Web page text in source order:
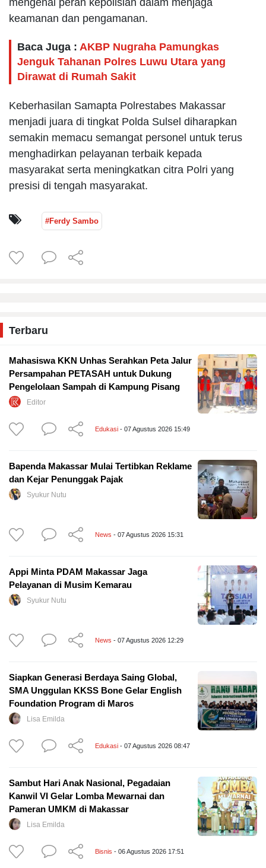
keamanan dan pengamanan.
Baca Juga : AKBP Nugraha Pamungkas
Jenguk Tahanan Polres Luwu Utara yang
Dirawat di Rumah Sakit
Keberhasilan Samapta Polrestabes Makassar
menjadi juara di tingkat Polda Sulsel diharapkan
semakin memacu semangat personel untuk terus
menghadirkan pelayanan terbaik kepada
masyarakat serta meningkatkan citra Polri yang
presisi di tengah masyarakat.
#Ferdy Sambo
Terbaru
Mahasiswa KKN Unhas Serahkan Peta Jalur
Persampahan PETASAH untuk Dukung
Pengelolaan Sampah di Kampung Pisang
Editor
Edukasi - 07 Agustus 2026 15:49
Bapenda Makassar Mulai Tertibkan Reklame
dan Kejar Penunggak Pajak
Syukur Nutu
News - 07 Agustus 2026 15:31
Appi Minta PDAM Makassar Jaga
Pelayanan di Musim Kemarau
Syukur Nutu
News - 07 Agustus 2026 12:29
Siapkan Generasi Berdaya Saing Global,
SMA Unggulan KKSS Bone Gelar English
Foundation Program di Maros
Lisa Emilda
Edukasi - 07 Agustus 2026 08:47
Sambut Hari Anak Nasional, Pegadaian
Kanwil VI Gelar Lomba Mewarnai dan
Pameran UMKM di Makassar
Lisa Emilda
Bisnis - 06 Agustus 2026 17:51